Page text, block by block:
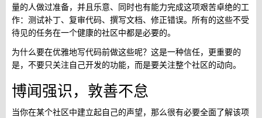
量的人做过准备，并且乐意、同时也有能力完成这项艰苦卓绝的工
作：测试补丁、复审代码、撰写文档、修正错误。所有的这些不受
待见的任务在一个健康的社区中都是必要的。
为什么要在优雅地写代码前做这些呢？这是一种信任，更重要的
是，不要只关注自己开发的功能，而是要关注整个社区的动向。
博闻强识，敦善不怠
当你在某个社区中建立起自己的声望，那么很有必要全面了解该项